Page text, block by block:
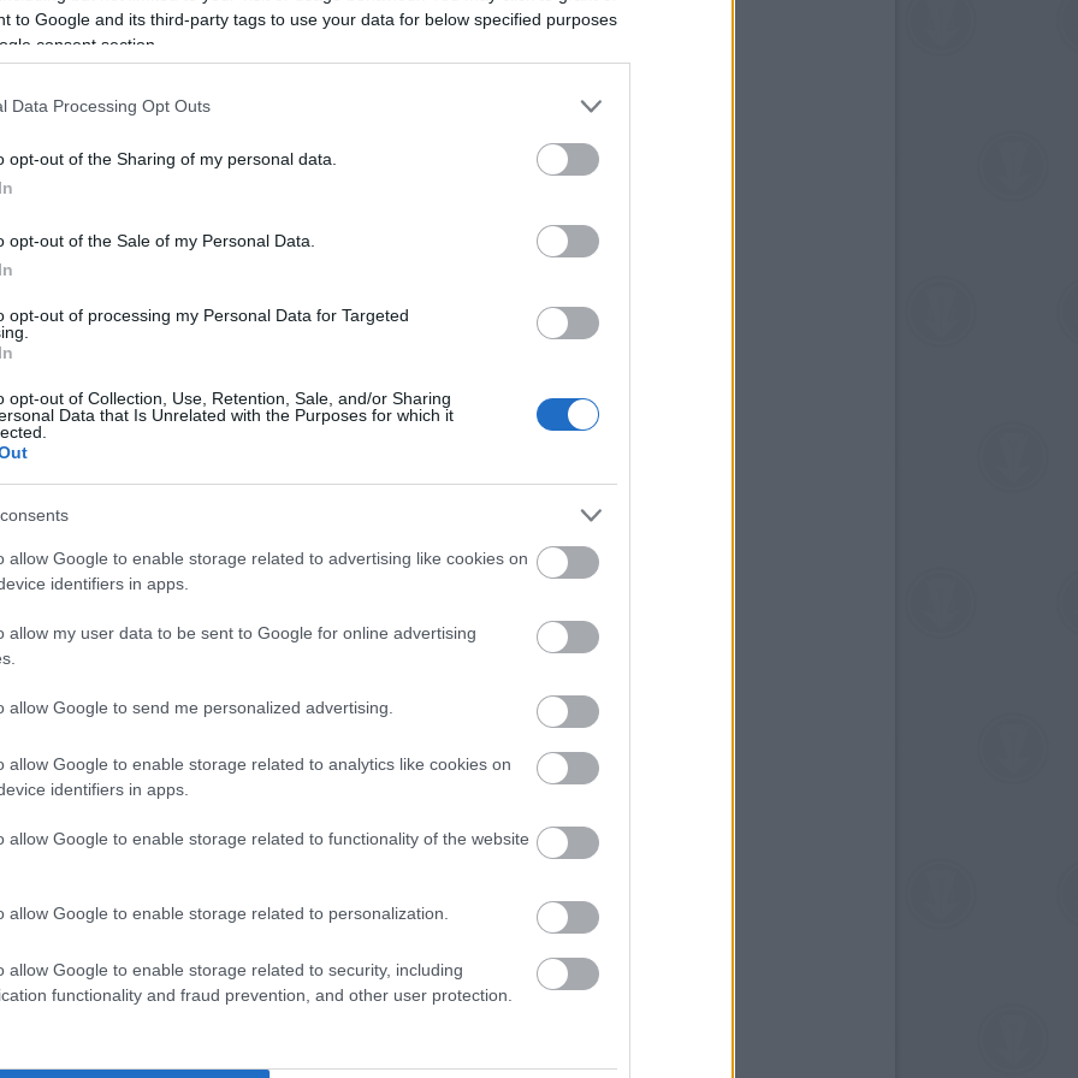
to Google and its third-party tags to use your data for below specified purposes
consent section.
Data Processing Opt Outs
opt-out of the Sharing of my personal data.
opt-out of the Sale of my Personal Data.
opt-out of processing my Personal Data for Targeted
opt-out of Collection, Use, Retention, Sale, and/or Sharing
Data that Is Unrelated with the Purposes for which it
allow Google to enable storage related to advertising like cookies on
identifiers in apps.
allow my user data to be sent to Google for online advertising
allow Google to send me personalized advertising.
allow Google to enable storage related to analytics like cookies on
identifiers in apps.
allow Google to enable storage related to functionality of the website
allow Google to enable storage related to personalization.
allow Google to enable storage related to security, including
functionality and fraud prevention, and other user protection.
tehetnek majd kicsik és nagyobbak a
segítségével pedig a lurkók lovagolhatnak,
Állatsimogató sem, ahol a gyerekek, szüleikkel
csüngő hasú fekete disznóval, és
tartogatnak meglepetéseket, lesz
nemezelés, papírmerítés, de készülnek
maradhat el a fenntartható fejlődés
Gyerek Szigeten hangsúlyt kap a
is.
a Színes Falu, ahol a gyerekek három,
ismerkedhetnek meg közelebbről. A török,
nemzeti játékok, érdekes foglalkozások és
órakor) várja az érdeklődőket. A gyerekek
a híres Naszreddin Hodzsa mulatságos
a helyszínen maguk készíthetnek kínai
Színes Falu az Európai Integráció Alap
kisváros piacterét idézi majd, lesz körhinta,
műhelyekben, alkalmazkodva a vásári
fogásait lehet megtanulni. Az első hétvégén
szórakoztatják
szempont akkor, ha az egész család
Baba Játszóház amely a 0-3 éves apróságoknak
játékok mellett kulturált
babák tisztába tevésére, etetésére.
a korai fejlesztésre, számos, határokon túl is
elismert szakembereink vannak. Mégis az
vagy csak egyoldalú, sokszor szakmai
a lehetőségeikről. Az Európalánta Egyesület
azokat az információkat, amivel saját